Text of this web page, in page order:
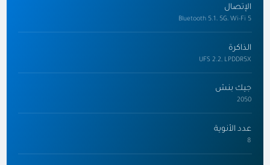
الإتصال
Bluetooth 5.1، 5G، Wi-Fi 5
الذاكرة
UFS 2.2, LPDDR5X
جيك بنش
2050
عدد الأنوية
8